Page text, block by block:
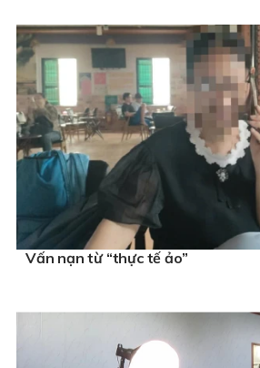
Vấn nạn từ “thực tế ảo”